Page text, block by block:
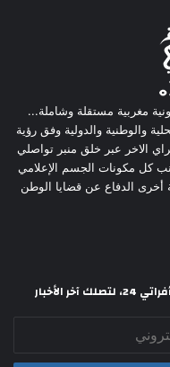
إلكترونية مغربية مستقلة وشاملة...
والوطنية والدولية وفق رؤية
الاخر عبر خلق منبر تواصلي
كل مكونات الجسم الإعلامي
أخرى الدفاع عن قضايا الوطن